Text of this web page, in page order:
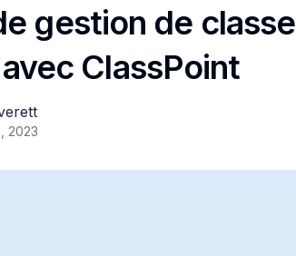
gestion de classe
ClassPoint
2023